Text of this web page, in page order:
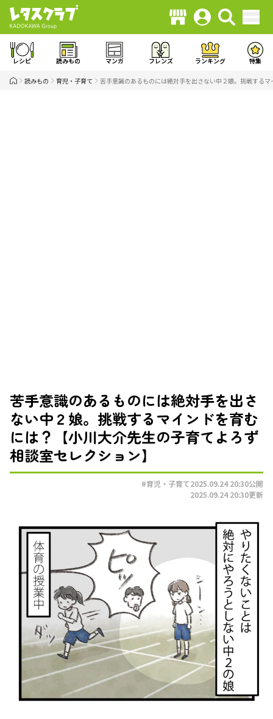
レシピ 読みもの マンガ フレンズ ランキング 特集
読みもの 育児・子育て 苦手意識のあるものには絶対手を出さない中２娘。挑戦する
苦手意識のあるものには絶対手を出さ
ない中２娘。挑戦するマインドを育む
には？【小川大介先生の子育てよろず
相談室セレクション】
#育児・子育て2025.09.24 20:30公開
2025.09.24 20:30更新